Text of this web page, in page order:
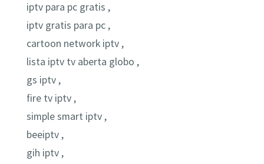
iptv para pc gratis ,
iptv gratis para pc ,
cartoon network iptv ,
lista iptv tv aberta globo ,
gs iptv ,
fire tv iptv ,
simple smart iptv ,
beeiptv ,
gih iptv ,